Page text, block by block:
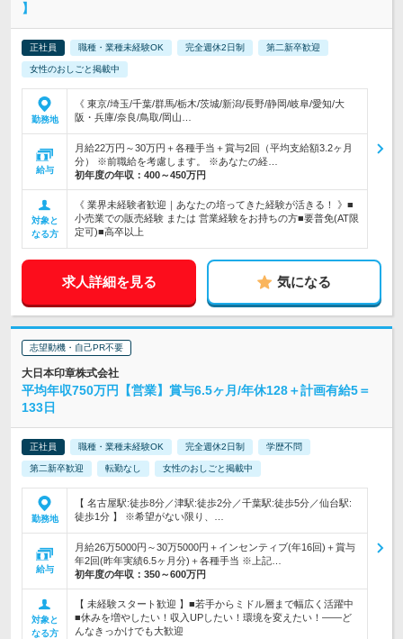
】
正社員 職種・業種未経験OK 完全週休2日制 第二新卒歓迎
女性のおしごと掲載中
勤務地
《 東京/埼玉/千葉/群馬/栃木/茨城/新潟/長野/静岡/岐阜/愛知/大
阪・兵庫/奈良/鳥取/岡山…
給与
月給22万円～30万円＋各種手当＋賞与2回（平均支給額3.2ヶ月
分） ※前職給を考慮します。 ※あなたの経…
初年度の年収： 400～450万円
対象と
なる方
《 業界未経験者歓迎｜あなたの培ってきた経験が活きる！ 》■
小売業での販売経験 または 営業経験をお持ちの方■要普免(AT限
定可)■高卒以上
求人詳細を見る 気になる
志望動機・自己PR不要
大日本印章株式会社
平均年収750万円【営業】賞与6.5ヶ月/年休128＋計画有給5＝
133日
正社員 職種・業種未経験OK 完全週休2日制 学歴不問
第二新卒歓迎 転勤なし 女性のおしごと掲載中
勤務地
【 名古屋駅:徒歩8分／津駅:徒歩2分／千葉駅:徒歩5分／仙台駅:
徒歩1分 】 ※希望がない限り、…
給与
月給26万5000円～30万5000円＋インセンティブ(年16回)＋賞与
年2回(昨年実績6.5ヶ月分)＋各種手当 ※上記…
初年度の年収： 350～600万円
対象と
なる方
【 未経験スタート歓迎 】■若手からミドル層まで幅広く活躍中
■休みを増やしたい！収入UPしたい！環境を変えたい！――ど
んなきっかけでも大歓迎